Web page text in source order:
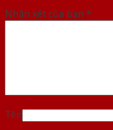
Nhận xét của bạn *
Tên